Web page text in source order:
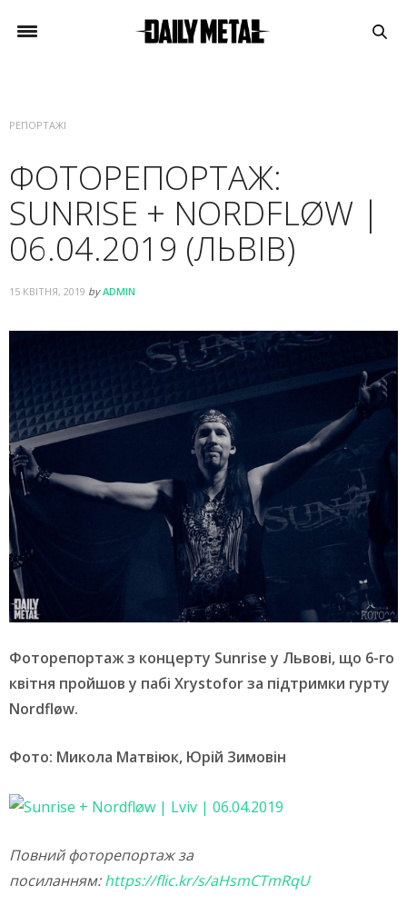
РЕПОРТАЖІ
ФОТОРЕПОРТАЖ:
SUNRISE + NORDFLØW |
06.04.2019 (ЛЬВІВ)
15 КВІТНЯ, 2019 by ADMIN
Фоторепортаж з концерту Sunrise у Львові, що 6-го
квітня пройшов у пабі Xrystofor за підтримки гурту
Nordfløw.
Фото: Микола Матвіюк, Юрій Зимовін
Повний фоторепортаж за
посиланням:https://flic.kr/s/aHsmCTmRqU